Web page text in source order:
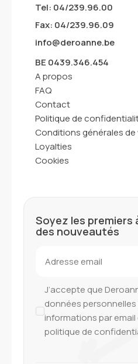
Tel: 04/239.96.00
Fax: 04/239.96.09
info@deroanne.be
BE 0439.346.454
A propos
FAQ
Contact
Politique de
Conditions générales de
Loyalties
Cookies
Soyez les
des nouveautés
J’accepte que
données personnelles
informations par
politique de